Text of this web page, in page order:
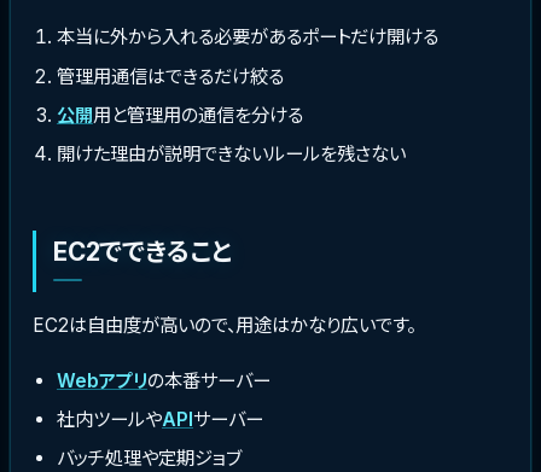
本当に外から入れる必要があるポートだけ開ける
管理用通信はできるだけ絞る
公開用と管理用の通信を分ける
開けた理由が説明できないルールを残さない
EC2でできること
EC2は自由度が高いので、用途はかなり広いです。
Webアプリの本番サーバー
社内ツールやAPIサーバー
バッチ処理や定期ジョブ